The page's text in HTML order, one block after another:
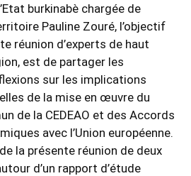
burkinabè chargée de
Pauline Zouré, l’objectif
réunion d’experts de haut
est de partager les
sur les implications
de la mise en œuvre du
de la CEDEAO et des Accords
avec l’Union européenne.
la présente réunion de deux
d’un rapport d’étude